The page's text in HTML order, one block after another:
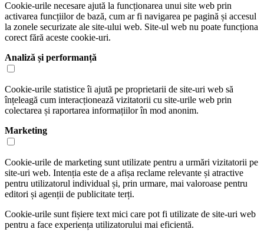
Cookie-urile necesare ajută la funcționarea unui site web prin
activarea funcțiilor de bază, cum ar fi navigarea pe pagină și accesul
la zonele securizate ale site-ului web. Site-ul web nu poate funcționa
corect fără aceste cookie-uri.
Analiză și performanță
Cookie-urile statistice îi ajută pe proprietarii de site-uri web să
înțeleagă cum interacționează vizitatorii cu site-urile web prin
colectarea și raportarea informațiilor în mod anonim.
Marketing
Cookie-urile de marketing sunt utilizate pentru a urmări vizitatorii pe
site-uri web. Intenția este de a afișa reclame relevante și atractive
pentru utilizatorul individual și, prin urmare, mai valoroase pentru
editori și agenții de publicitate terți.
Cookie-urile sunt fișiere text mici care pot fi utilizate de site-uri web
pentru a face experiența utilizatorului mai eficientă.